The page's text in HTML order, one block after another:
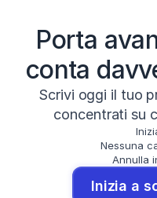
Porta
conta
Scrivi oggi il tuo
concentrati su
Nessuna
Annulla
Inizia a